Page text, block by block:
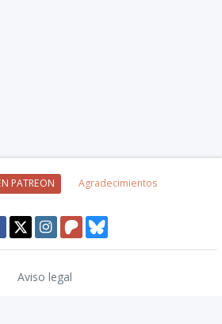
PATREON Agradecimientos
Aviso legal